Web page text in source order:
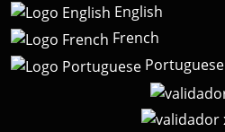
English
French
Portuguese